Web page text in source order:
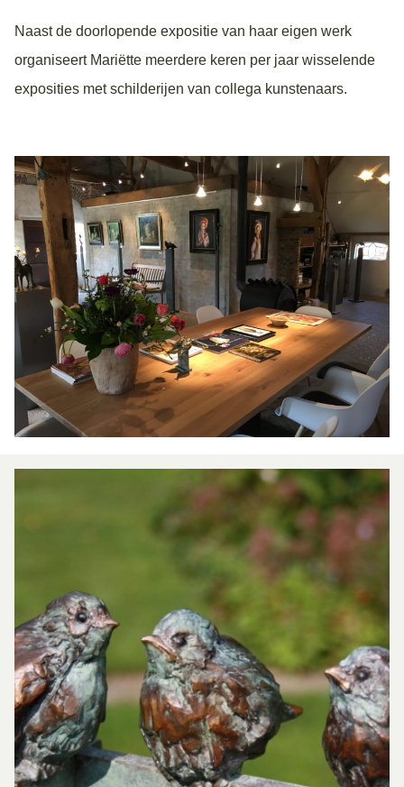
Naast de doorlopende expositie van haar eigen werk
organiseert Mariëtte meerdere keren per jaar wisselende
exposities met schilderijen van collega kunstenaars.